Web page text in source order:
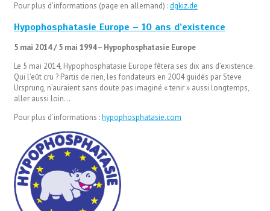
Pour plus d’informations (page en allemand) :dgkiz.de
Hypophosphatasie Europe – 10 ans d’existence
5 mai 2014 / 5 mai 1994 – Hypophosphatasie Europe
Le 5 mai 2014, Hypophosphatasie Europe fêtera ses dix ans d’existence.
Qui l’eût cru ? Partis de rien, les fondateurs en 2004 guidés par Steve
Ursprung, n’auraient sans doute pas imaginé « tenir » aussi longtemps,
aller aussi loin…
Pour plus d’informations :hypophosphatasie.com